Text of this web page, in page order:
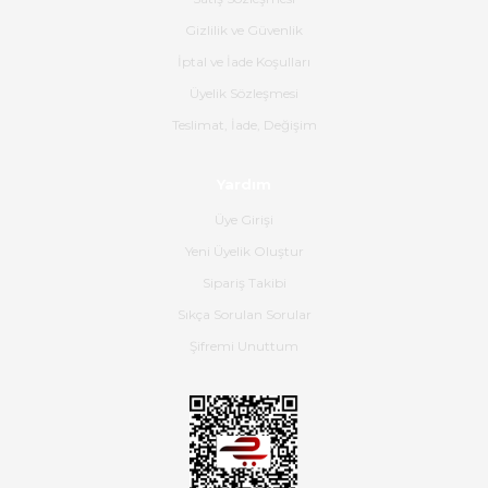
satış personeline de güzel ve
gayet başarılı hasarsız bir şekilde
hassasiyetleri ve Ürünün kalitesi
Gizlilik ve Güvenlik
İptal ve İade Koşulları
Üyelik Sözleşmesi
Teslimat, İade, Değişim
Üye Girişi
Yeni Üyelik Oluştur
Sipariş Takibi
Sıkça Sorulan Sorular
Şifremi Unuttum